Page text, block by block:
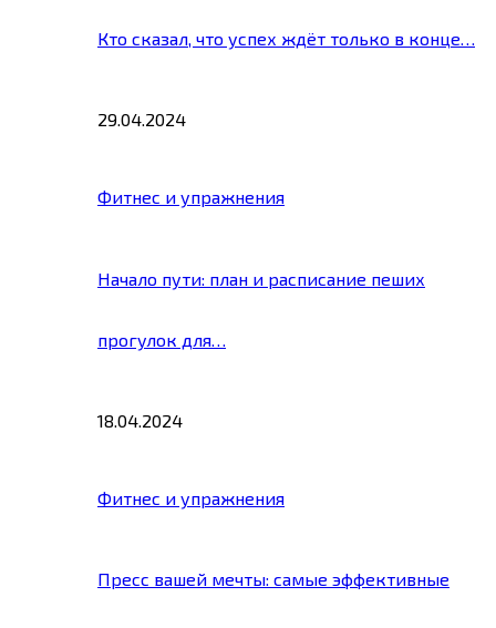
Кто сказал, что успех ждёт только в конце…
29.04.2024
Фитнес и упражнения
Начало пути: план и расписание пеших
прогулок для…
18.04.2024
Фитнес и упражнения
Пресс вашей мечты: самые эффективные